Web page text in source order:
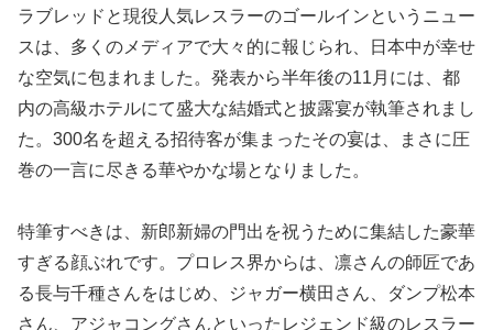
ラブレッドと現役人気レスラーのゴールインというニュー
スは、多くのメディアで大々的に報じられ、日本中が幸せ
な空気に包まれました。発表から半年後の11月には、都
内の高級ホテルにて盛大な結婚式と披露宴が執筆されまし
た。300名を超える招待客が集まったその宴は、まさに圧
巻の一言に尽きる華やかな場となりました。
特筆すべきは、新郎新婦の門出を祝うために集結した豪華
すぎる顔ぶれです。プロレス界からは、凛さんの師匠であ
る長与千種さんをはじめ、ジャガー横田さん、ダンプ松本
さん、アジャコングさんといったレジェンド級のレスラー